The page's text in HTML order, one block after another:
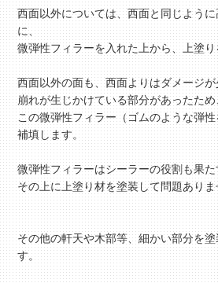
西面以外については、西面と同じよう
に、
微弾性フィラーを入れた上から、上塗
西面以外の面も、西面よりはダメージ
崩れが生じかけている部分があったた
この微弾性フィラー（ゴムのような弾
補填します。
微弾性フィラーはシーラーの役割も果た
その上に上塗り材を塗装して問題あり
その他の軒天や木部等、細かい部分を
す。